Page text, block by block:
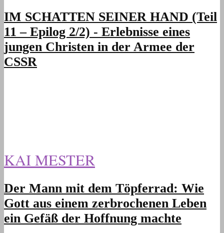
IM SCHATTEN SEINER HAND (Teil
11 – Epilog 2/2) - Erlebnisse eines
jungen Christen in der Armee der
CSSR
KAI MESTER
Der Mann mit dem Töpferrad: Wie
Gott aus einem zerbrochenen Leben
ein Gefäß der Hoffnung machte